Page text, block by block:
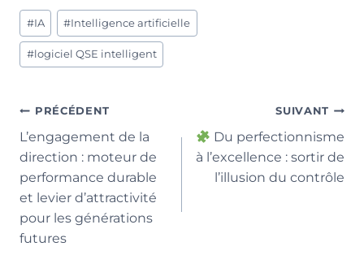
Étiquettes
de
la
#IA #Intelligence artificielle
#logiciel QSE intelligent
Navigation
de
l’article
PRÉCÉDENT
L’engagement de la
direction : moteur de
performance durable
et levier d’attractivité
pour les générations
futures
SUIVANT
Du perfectionnisme
à l’excellence : sortir de
l’illusion du contrôle